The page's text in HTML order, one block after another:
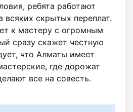
ребята работают
всяких скрытых переплат.
к мастеру с огромным
сразу скажет честную
что Алматы имеет
где дорожат
все на совесть.